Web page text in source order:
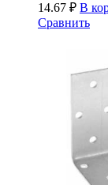
14.67 ₽ В
Сравнить